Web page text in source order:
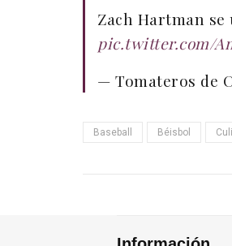
Zach Hartman
pic.twitter.com/
— Tomateros de
Baseball Béisbol